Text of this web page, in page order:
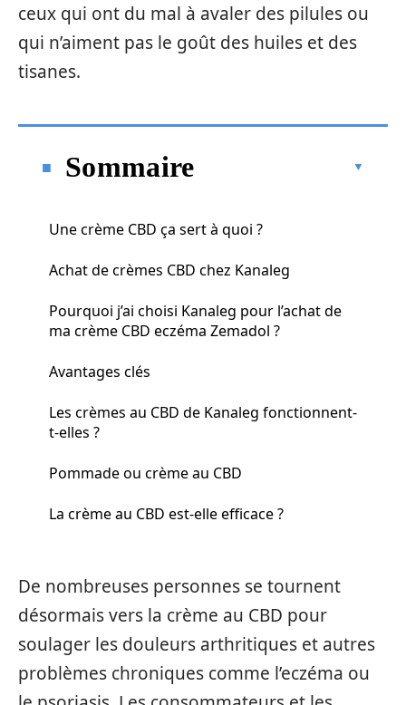
ceux qui ont du mal à avaler des pilules ou
qui n’aiment pas le goût des huiles et des
tisanes.
Sommaire
Une crème CBD ça sert à quoi ?
Achat de crèmes CBD chez Kanaleg
Pourquoi j’ai choisi Kanaleg pour l’achat de
ma crème CBD eczéma Zemadol ?
Avantages clés
Les crèmes au CBD de Kanaleg fonctionnent-
t-elles ?
Pommade ou crème au CBD
La crème au CBD est-elle efficace ?
De nombreuses personnes se tournent
désormais vers la crème au CBD pour
soulager les douleurs arthritiques et autres
problèmes chroniques comme l’eczéma ou